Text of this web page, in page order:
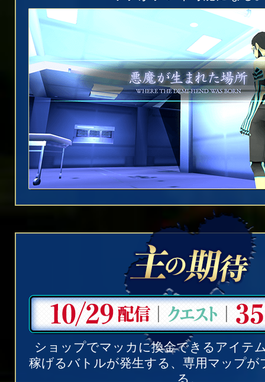
ショップでマッカに換金できるアイテ
稼げるバトルが発生する、専用マップ
る。